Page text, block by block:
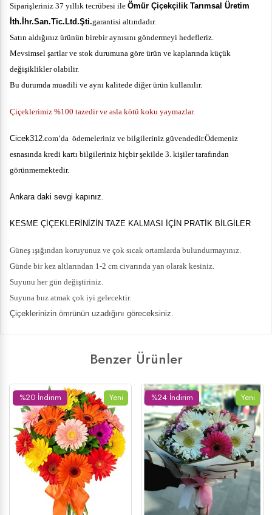
Siparişleriniz 37 yıllık tecrübesi ile Ömür Çiçekçilik Tarımsal Üretim
İth.İhr.San.Tic.Ltd.Şti.garantisi altındadır.
Satın aldığınız ürünün birebir aynısını göndermeyi hedefleriz.
Mevsimsel şartlar ve stok durumuna göre ürün ve kaplarında küçük
değişiklikler olabilir.
Bu durumda muadili ve aynı kalitede diğer ürün kullanılır.
Çiçeklerimiz %100 tazedir ve asla kötü koku yaymazlar.
Cicek312 .com’da ödemeleriniz ve bilgileriniz güvendedir.Ödemeniz
esnasında kredi kartı bilgileriniz hiçbir şekilde 3. kişiler tarafından
görünmemektedir.
Ankara daki sevgi kapınız.
KESME ÇİÇEKLERİNİZİN TAZE KALMASI İÇİN PRATİK BİLGİLER
Güneş ışığından koruyunuz ve çok sıcak ortamlarda bulundurmayınız.
Günde bir kez altlarından 1-2 cm civarında yan olarak kesiniz.
Suyunu her gün değiştiriniz.
Suyuna buz atmak çok iyi gelecektir.
Çiçeklerinizin ömrünün uzadığını göreceksiniz.
Benzer Ürünler
%20 İndirim Yeni %24 İndirim Yeni